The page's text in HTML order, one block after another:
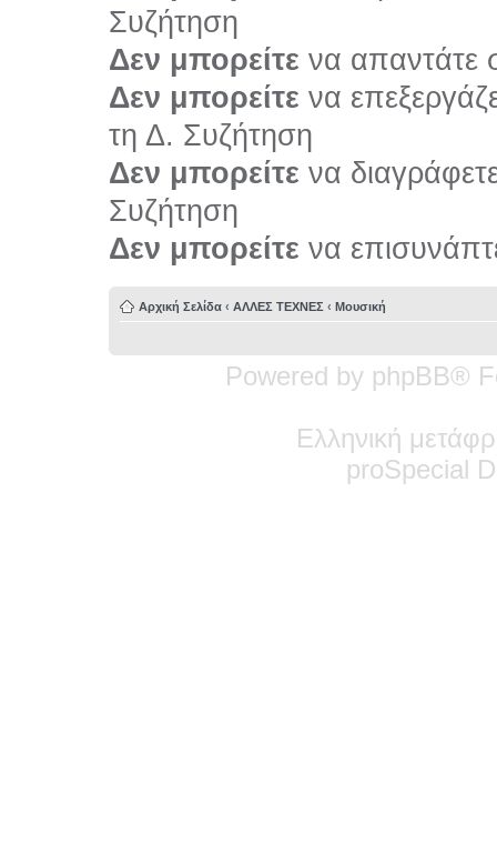
Συζήτηση
Δεν μπορείτε να απαντάτε
Δεν μπορείτε να
τη Δ. Συζήτηση
Δεν μπορείτε να
Συζήτηση
Δεν μπορείτε να
Αρχική Σελίδα ‹ ΑΛΛΕΣ ΤΕΧΝΕΣ ‹ Μουσική
Powered by phpBB®
Ελληνική
proSpecial